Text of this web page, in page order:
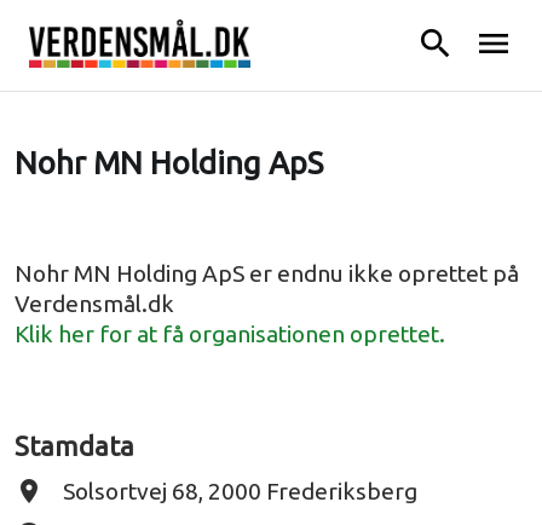
search menu
Nohr MN Holding ApS
Nohr MN Holding ApS er endnu ikke oprettet på
Verdensmål.dk
Klik her for at få organisationen oprettet.
Stamdata
place Solsortvej 68, 2000 Frederiksberg